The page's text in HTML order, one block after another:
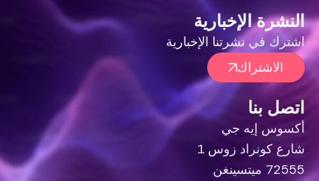
النشرة الإخبارية
اشترك في نشرتنا الإخبارية
الاشتراك
اتصل بنا
أكسوس إيه جي
شارع كونراد زوس 1
72555 ميتسينغن